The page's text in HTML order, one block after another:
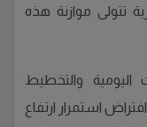
تتولى موازنة هذه
والتخطيط
استمرار ارتفاع